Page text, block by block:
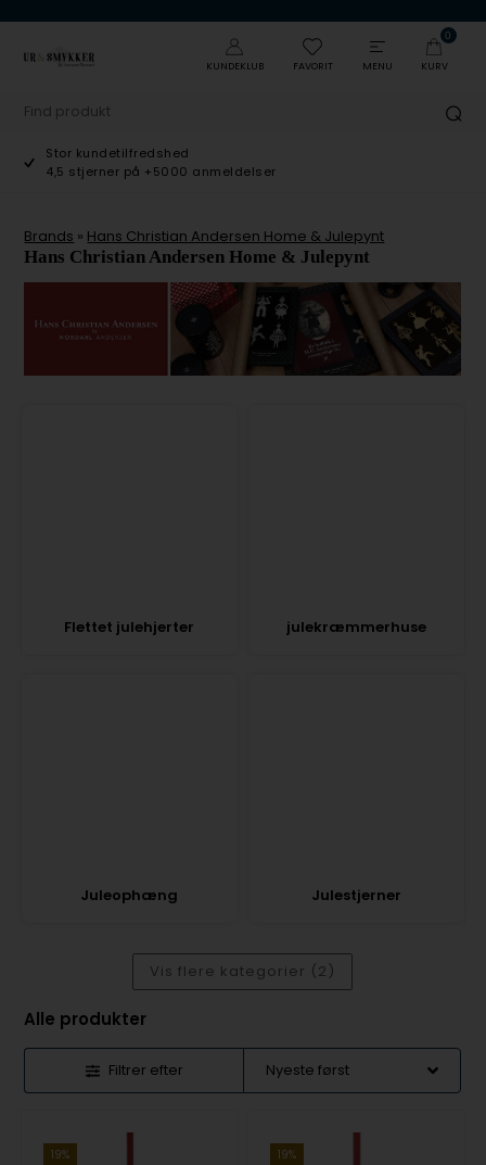
KUNDEKLUB FAVORIT MENU
0
KURV
Stor kundetilfredshed
4,5 stjerner på +5000 anmeldelser
Brands » Hans Christian Andersen Home & Julepynt
Hans Christian Andersen Home & Julepynt
Flettet julehjerter julekræmmerhuse
Juleophæng Julestjerner
Vis flere kategorier (2)
Alle produkter
Filtrer efter
19% 19%